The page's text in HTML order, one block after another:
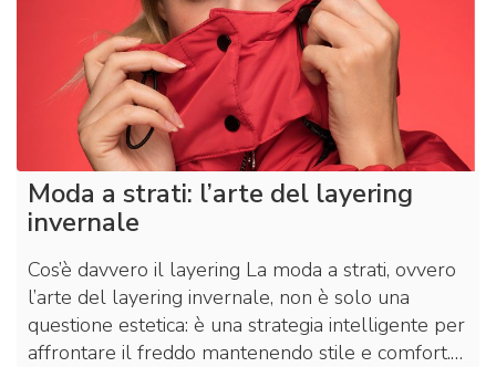
Moda a strati: l’arte del layering
invernale
Cos’è davvero il layering La moda a strati, ovvero
l’arte del layering invernale, non è solo una
questione estetica: è una strategia intelligente per
affrontare il freddo mantenendo stile e comfort.…